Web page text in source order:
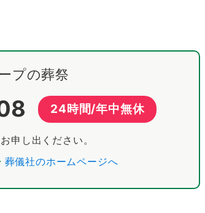
プの葬祭
24時間/年中無休
申し出ください。
葬儀社のホームページへ